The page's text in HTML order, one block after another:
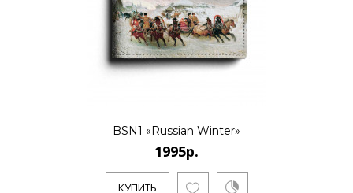
КУПИТЬ
BSN1 «Russian Winter»
1995р.
КУПИТЬ